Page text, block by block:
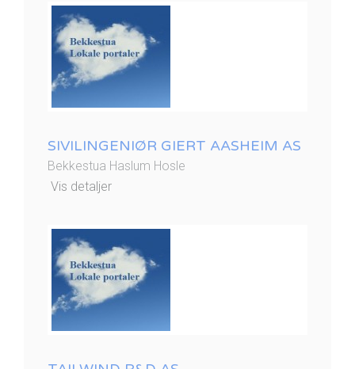
SIVILINGENIØR GIERT AASHEIM AS
Bekkestua Haslum Hosle
Vis detaljer